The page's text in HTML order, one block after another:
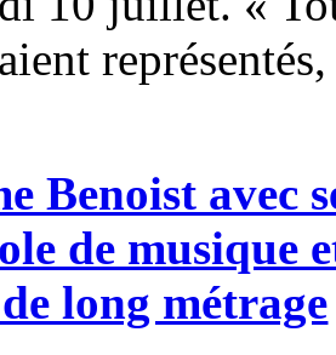
Benoist avec
de musique
long métrage